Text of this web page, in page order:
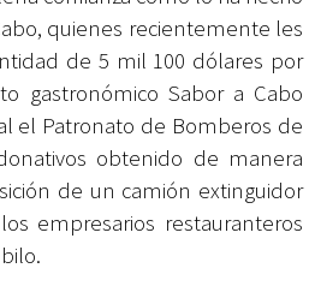
quienes recientemente les
de 5 mil 100 dólares por
gastronómico Sabor a Cabo
el Patronato de Bomberos de
obtenido de manera
de un camión extinguidor
empresarios restauranteros